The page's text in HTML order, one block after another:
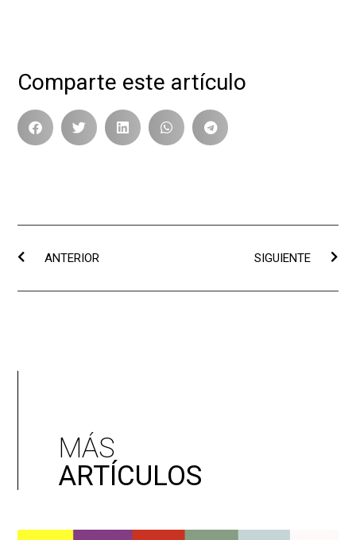
Comparte este artículo
ANTERIOR SIGUIENTE
MÁS
ARTÍCULOS